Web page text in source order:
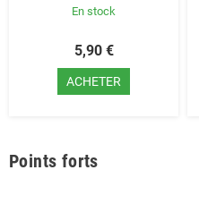
En stock
5,90 €
ACHETER
Points forts